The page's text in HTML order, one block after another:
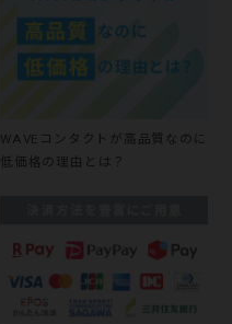
WAVEコンタクトが高品質なのに
低価格の理由とは？